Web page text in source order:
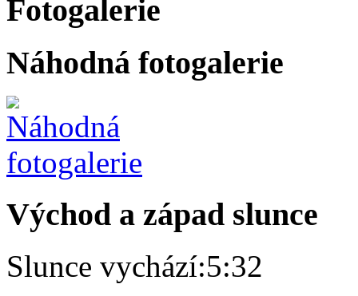
Fotogalerie
Náhodná fotogalerie
Východ a západ slunce
Slunce vychází:5:32